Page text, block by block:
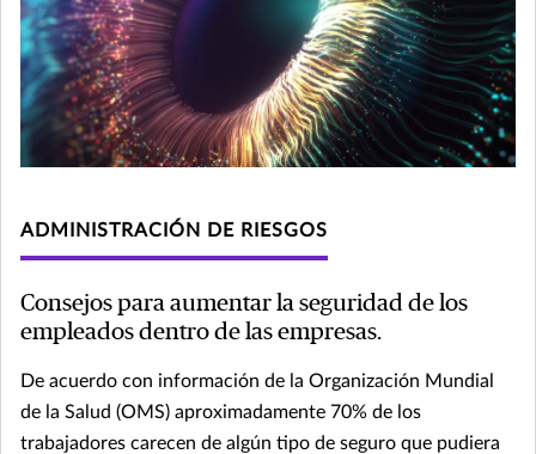
ADMINISTRACIÓN DE RIESGOS
Consejos para aumentar la seguridad de los
empleados dentro de las empresas.
De acuerdo con información de la Organización Mundial
de la Salud (OMS) aproximadamente 70% de los
trabajadores carecen de algún tipo de seguro que pudiera